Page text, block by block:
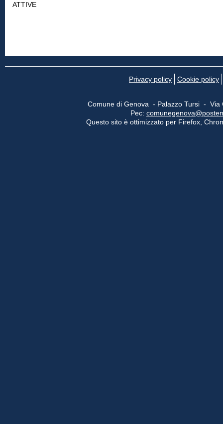
ATTIVE
Privacy policy Cookie policy
Comune di Genova - Palazzo Tursi -
Pec:
Questo sito è ottimizzato per Firefox,